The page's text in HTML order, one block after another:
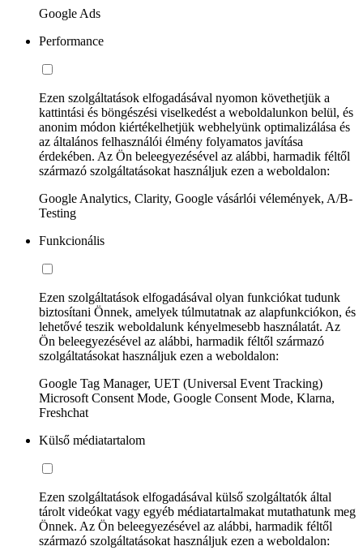
Google Ads
Performance
Ezen szolgáltatások elfogadásával nyomon követhetjük a
kattintási és böngészési viselkedést a weboldalunkon belül, és
anonim módon kiértékelhetjük webhelyünk optimalizálása és
az általános felhasználói élmény folyamatos javítása
érdekében. Az Ön beleegyezésével az alábbi, harmadik féltől
származó szolgáltatásokat használjuk ezen a weboldalon:
Google Analytics, Clarity, Google vásárlói vélemények, A/B-
Testing
Funkcionális
Ezen szolgáltatások elfogadásával olyan funkciókat tudunk
biztosítani Önnek, amelyek túlmutatnak az alapfunkciókon, és
lehetővé teszik weboldalunk kényelmesebb használatát. Az
Ön beleegyezésével az alábbi, harmadik féltől származó
szolgáltatásokat használjuk ezen a weboldalon:
Google Tag Manager, UET (Universal Event Tracking)
Microsoft Consent Mode, Google Consent Mode, Klarna,
Freshchat
Külső médiatartalom
Ezen szolgáltatások elfogadásával külső szolgáltatók által
tárolt videókat vagy egyéb médiatartalmakat mutathatunk meg
Önnek. Az Ön beleegyezésével az alábbi, harmadik féltől
származó szolgáltatásokat használjuk ezen a weboldalon: